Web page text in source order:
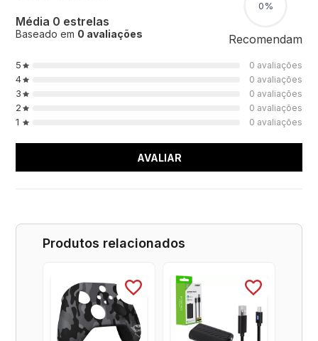
Média 0 estrelas
Baseado em 0 avaliações
0%
Recomendam
5 0 avaliações
4 0 avaliações
3 0 avaliações
2 0 avaliações
1 0 avaliações
AVALIAR
Produtos relacionados